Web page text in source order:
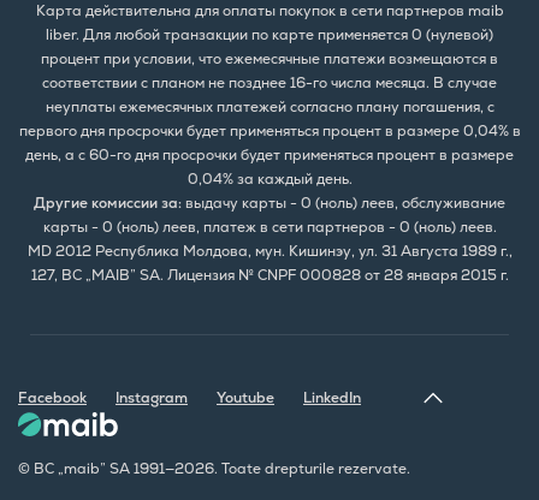
Карта действительна для оплаты покупок в сети партнеров maib
liber. Для любой транзакции по карте применяется 0 (нулевой)
процент при условии, что ежемесячные платежи возмещаются в
соответствии с планом не позднее 16-го числа месяца. В случае
неуплаты ежемесячных платежей согласно плану погашения, с
первого дня просрочки будет применяться процент в размере 0,04% в
день, а с 60-го дня просрочки будет применяться процент в размере
0,04% за каждый день.
Другие комиссии за:выдачу карты - 0 (ноль) леев, обслуживание
карты - 0 (ноль) леев, платеж в сети партнеров - 0 (ноль) леев.
MD 2012 Республика Молдова, мун. Кишинэу, ул. 31 Августа 1989 г.,
127, BC „MAIB” SA. Лицензия № CNPF 000828 от 28 января 2015 г.
Facebook Instagram Youtube LinkedIn
© BC „maib” SA 1991—2026. Toate drepturile rezervate.